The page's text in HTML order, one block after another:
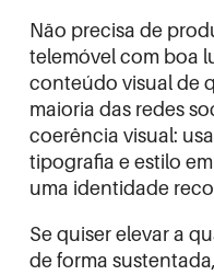
Não precisa de
telemóvel com boa
conteúdo visual de
maioria das redes
coerência visual:
tipografia e estilo
uma identidade
Se quiser elevar a
de forma